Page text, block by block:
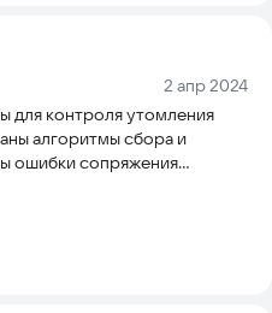
Дата:
2 апр 2024
для контроля утомления
алгоритмы сбора и
ошибки сопряжения